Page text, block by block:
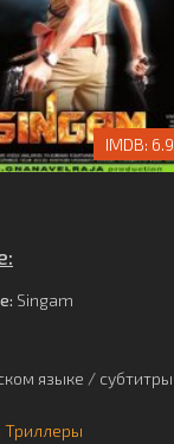
6.9
Singam
языке / субтитры
Триллеры